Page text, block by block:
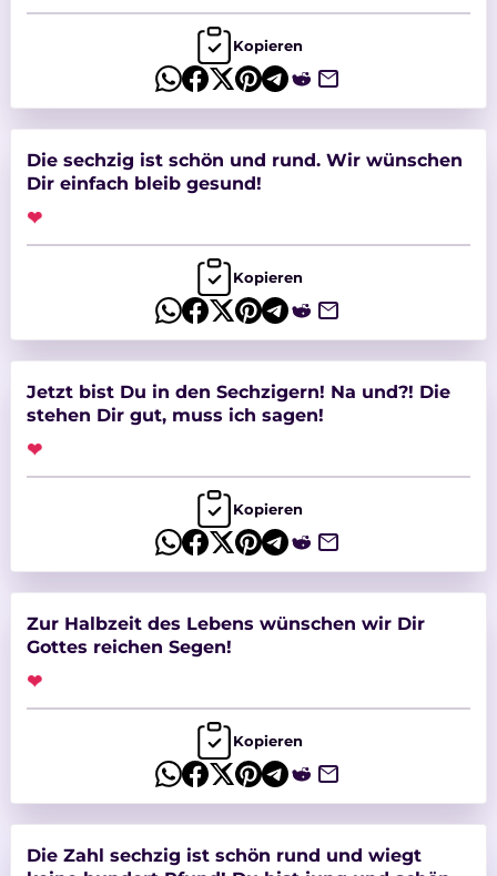
Kopieren
Die sechzig ist schön und rund. Wir wünschen
Dir einfach bleib gesund!
❤
Kopieren
Jetzt bist Du in den Sechzigern! Na und?! Die
stehen Dir gut, muss ich sagen!
❤
Kopieren
Zur Halbzeit des Lebens wünschen wir Dir
Gottes reichen Segen!
❤
Kopieren
Die Zahl sechzig ist schön rund und wiegt